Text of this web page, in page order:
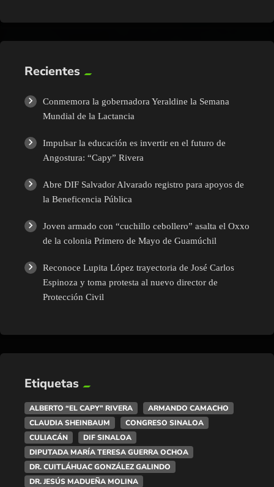
Recientes
Conmemora la gobernadora Yeraldine la Semana
Mundial de la Lactancia
Impulsar la educación es invertir en el futuro de
Angostura: “Capy” Rivera
Abre DIF Salvador Alvarado registro para apoyos de
la Beneficencia Pública
Joven armado con “cuchillo cebollero” asalta el Oxxo
de la colonia Primero de Mayo de Guamúchil
Reconoce Lupita López trayectoria de José Carlos
Espinoza y toma protesta al nuevo director de
Protección Civil
Etiquetas
ALBERTO “EL CAPY” RIVERA
ARMANDO CAMACHO
CLAUDIA SHEINBAUM
CONGRESO SINALOA
CULIACÁN
DIF SINALOA
DIPUTADA MARÍA TERESA GUERRA OCHOA
DR. CUITLÁHUAC GONZÁLEZ GALINDO
DR. JESÚS MADUEÑA MOLINA